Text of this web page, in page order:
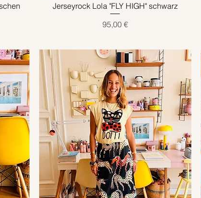
Schnellansicht
Jerseyrock Lola "FLY HIGH" schwarz
Preis
95,00 €